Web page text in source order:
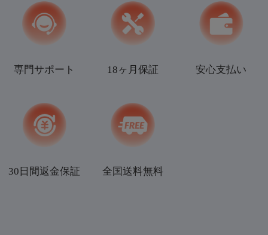
専門サポート 18ヶ月保証 安心支払い
30日間返金保証 全国送料無料